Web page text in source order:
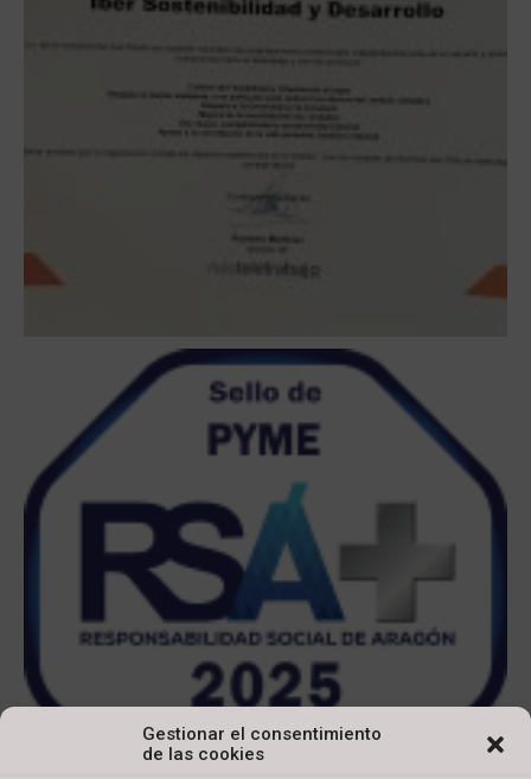
Gestionar el consentimiento
de las cookies